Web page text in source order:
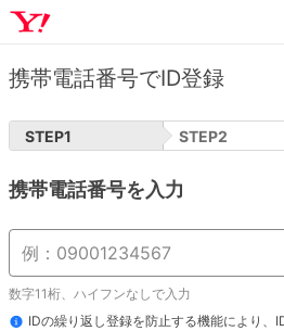
携帯電話番号でID登録
STEP1 STEP2
携帯電話番号を入力
数字11桁、ハイフンなしで入力
IDの繰り返し登録を防止する機能により、